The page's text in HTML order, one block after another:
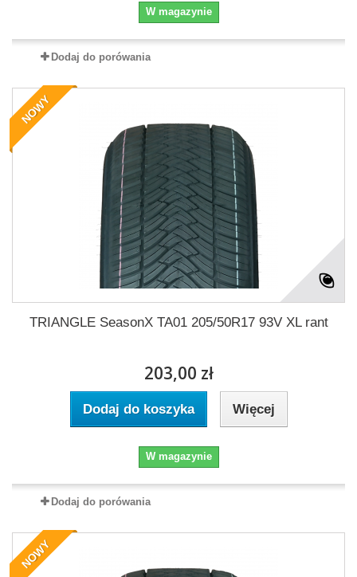
W magazynie
Dodaj do porówania
NOWY
TRIANGLE SeasonX TA01 205/50R17 93V XL rant
203,00 zł
Dodaj do koszyka Więcej
W magazynie
Dodaj do porówania
NOWY